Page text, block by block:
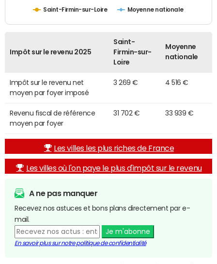
Saint-Firmin-sur-Loire Moyenne nationale
Impôt sur le revenu 2025
Saint-
Firmin-sur-
Loire
Moyenne
nationale
Impôt sur le revenu net
moyen par foyer imposé
3 269 € 4 516 €
Revenu fiscal de référence
moyen par foyer
31 702 € 33 939 €
Les villes les plus riches de France
Les villes où l'on paye le plus d'impôt sur le revenu
A ne pas manquer
Recevez nos astuces et bons plans directement par e-
mail.
Je m'abonne
En savoir plus sur notre politique de confidentialité